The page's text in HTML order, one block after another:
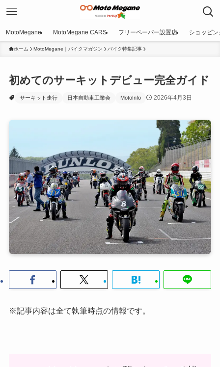
MotoMegane MotoMegane CARS フリーペーパー設置店 ショッピン
ホーム MotoMegane｜バイクマガジン バイク特集記事
初めてのサーキットデビュー完全ガイド
サーキット走行 日本自動車工業会 MotoInfo 2026年4月3日
※記事内容は全て執筆時点の情報です。